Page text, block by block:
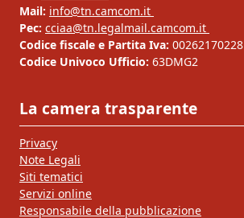
Mail: info@tn.camcom.it
Pec: cciaa@tn.legalmail.camcom.it
Codice fiscale e Partita Iva: 00262170228
Codice Univoco Ufficio: 63DMG2
La camera trasparente
Privacy
Note Legali
Siti tematici
Servizi online
Responsabile della pubblicazione